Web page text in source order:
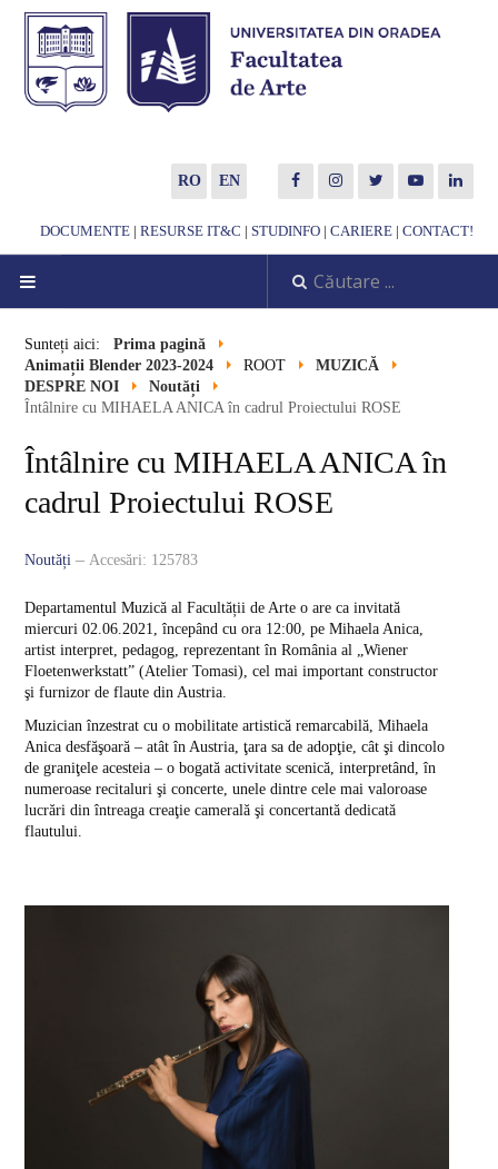
RO EN
DOCUMENTE | RESURSE IT&C | STUDINFO | CARIERE | CONTACT!
DESPRE NOI
Noutăți
Misiune
Corp profesoral
Conducerea departamentului
Comisii
Informații
Alegeri academice
PROGRAME DE STUDIU
Studii de licență
Pictură
Modă-Design vestimentar
Arte plastice și multimedia
Design de obiect: modă și ambient
Sunteți aici:
Prima pagină
Animații Blender 2023-2024
ROOT
MUZICĂ
DESPRE NOI
Noutăți
Întâlnire cu MIHAELA ANICA în cadrul Proiectului ROSE
Întâlnire cu MIHAELA ANICA în
cadrul Proiectului ROSE
Noutăți Accesări: 125783
Departamentul Muzică al Facultății de Arte o are ca invitată
miercuri 02.06.2021, începând cu ora 12:00, pe Mihaela Anica,
artist interpret, pedagog, reprezentant în România al „Wiener
Floetenwerkstatt” (Atelier Tomasi), cel mai important constructor
şi furnizor de flaute din Austria.
Muzician înzestrat cu o mobilitate artistică remarcabilă, Mihaela
Anica desfăşoară – atât în Austria, ţara sa de adopţie, cât şi dincolo
de graniţele acesteia – o bogată activitate scenică, interpretând, în
numeroase recitaluri şi concerte, unele dintre cele mai valoroase
lucrări din întreaga creaţie camerală şi concertantă dedicată
flautului.